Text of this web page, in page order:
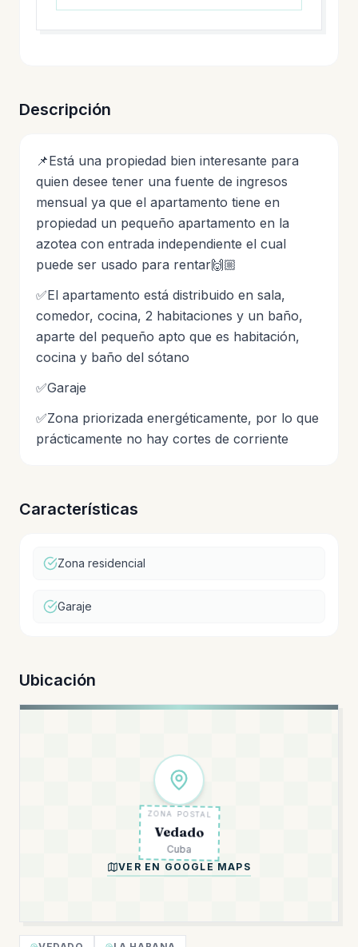
Descripción
📌Está una propiedad bien interesante para
quien desee tener una fuente de ingresos
mensual ya que el apartamento tiene en
propiedad un pequeño apartamento en la
azotea con entrada independiente el cual
puede ser usado para rentar🙌🏼
✅El apartamento está distribuido en sala,
comedor, cocina, 2 habitaciones y un baño,
aparte del pequeño apto que es habitación,
cocina y baño del sótano
✅Garaje
✅Zona priorizada energéticamente, por lo que
prácticamente no hay cortes de corriente
Características
Zona residencial
Garaje
Ubicación
ZONA POSTAL
Vedado
Cuba
VER EN GOOGLE MAPS